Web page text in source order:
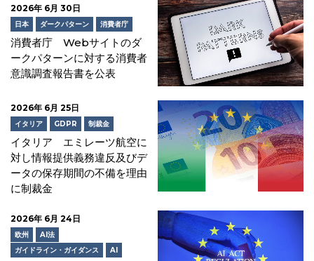
2026年 6月 30日
日本 ダークパターン 消費者庁
消費者庁 Webサイトのダ
ークパターンに対する消費者
意識調査報告書を公表
2026年 6月 25日
イタリア GDPR 制裁金
イタリア エミレーツ航空に
対し情報提供義務違反及びデ
ータの保存期間の不備を理由
に制裁金
2026年 6月 24日
欧州
AI法
ガイドライン・ガイダンス
AI